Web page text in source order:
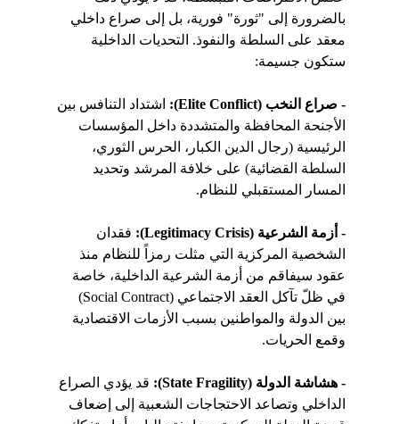
بالضرورة إلى "ثورة" فورية، بل إلى صراع داخلي
معقد على السلطة والنفوذ. التحديات الداخلية
ستكون جسيمة:
- صراع النخب (Elite Conflict):
اشتداد التنافس بين
الأجنحة المحافظة والمتشددة داخل المؤسسات
الرئيسية (رجال الدين الكبار، الحرس الثوري،
السلطة القضائية) على خلافة المرشد وتحديد
المسار المستقبلي للنظام.
- أزمة الشرعية (Legitimacy Crisis):
فقدان
الشخصية المركزية التي مثلت رمزاً للنظام منذ
عقود سيفاقم من أزمة الشرعية الداخلية، خاصة
في ظلّ تآكل العقد الاجتماعي (Social Contract)
بين الدولة والمواطنين بسبب الأزمات الاقتصادية
وقمع الحريات.
- هشاشة الدولة (State Fragility):
قد يؤدي الصراع
الداخلي وتصاعد الاحتجاجات الشعبية إلى إضعاف